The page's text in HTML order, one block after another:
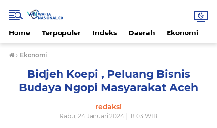
Home Terpopuler Indeks Daerah Ekonomi
› Ekonomi
Bidjeh Koepi , Peluang Bisnis
Budaya Ngopi Masyarakat Aceh
redaksi
Rabu, 24 Januari 2024 | 18.03 WIB